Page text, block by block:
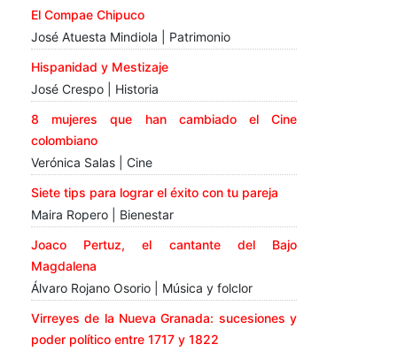
El Compae Chipuco
José Atuesta Mindiola | Patrimonio
Hispanidad y Mestizaje
José Crespo | Historia
8 mujeres que han cambiado el Cine
colombiano
Verónica Salas | Cine
Siete tips para lograr el éxito con tu pareja
Maira Ropero | Bienestar
Joaco Pertuz, el cantante del Bajo
Magdalena
Álvaro Rojano Osorio | Música y folclor
Virreyes de la Nueva Granada: sucesiones y
poder político entre 1717 y 1822